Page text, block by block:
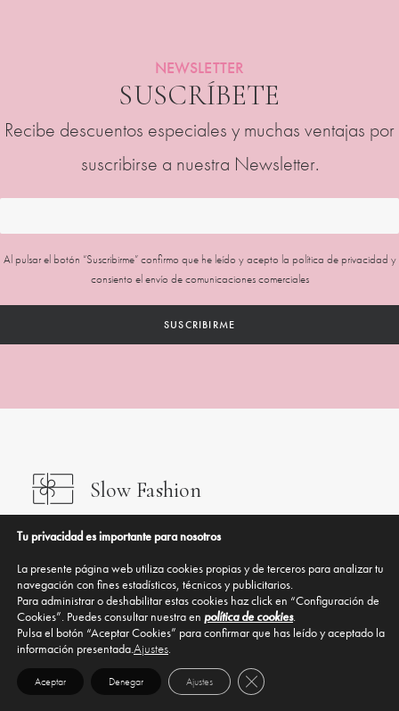
NEWSLETTER
SUSCRÍBETE
Recibe descuentos especiales y muchas ventajas por
suscribirse a nuestra Newsletter.
Al pulsar el botón “Suscribirme” confirmo que he leído y acepto la política de privacidad y
consiento el envío de comunicaciones comerciales
Slow Fashion
Diseñado con corazón
Desde el diseño hasta el packaging, hecho
con cariño.
Tu privacidad es importante para nosotros
La presente página web utiliza cookies propias y de terceros para analizar tu
navegación con fines estadísticos, técnicos y publicitarios.
Para administrar o deshabilitar estas cookies haz click en “Configuración de
Cookies”. Puedes consultar nuestra en política de cookies.
Pulsa el botón “Aceptar Cookies” para confirmar que has leído y aceptado la
información presentada.Ajustes.
Aceptar Denegar Ajustes Close GDPR Cookie Banner